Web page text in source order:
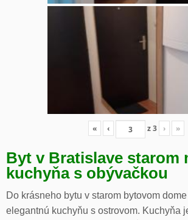
« ‹ z3 › »
Byt v Bratislave starom
kuchyňa s obývačkou
Do krásneho bytu v starom bytovom
elegantnú kuchyňu s ostrovom. Kuchyňa